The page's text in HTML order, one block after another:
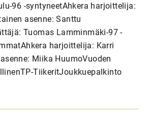
96 -syntyneetAhkera harjoittelija:
asenne: Santtu
Tuomas Lamminmäki-97 -
harjoittelija: Karri
Miika HuumoVuoden
TiikeritJoukkuepalkinto